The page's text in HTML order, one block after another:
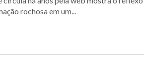
rochosa em um...